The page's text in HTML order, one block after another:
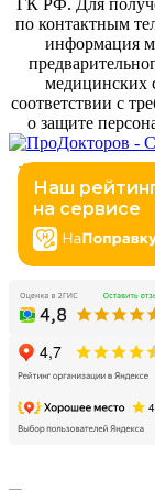
по контактным
информация
медицинских
соответствии с
о защите